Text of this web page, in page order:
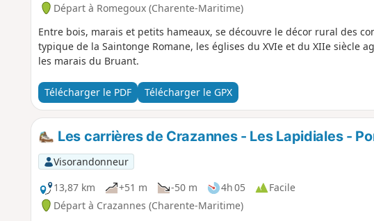
Départ à Romegoux (Charente-Maritime)
Entre bois, marais et petits hameaux, se découvre le décor rural des
typique de la Saintonge Romane, les églises du XVIe et du XIIe siècle
les marais du Bruant.
Télécharger le PDF Télécharger le GPX
Les carrières de Crazannes - Les Lapidiales -
Visorandonneur
13,87 km
+51 m -50 m 4h 05
Facile
Départ à Crazannes (Charente-Maritime)